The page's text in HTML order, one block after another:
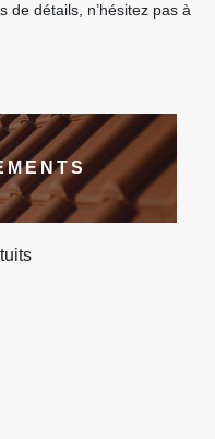
de détails, n’hésitez pas à